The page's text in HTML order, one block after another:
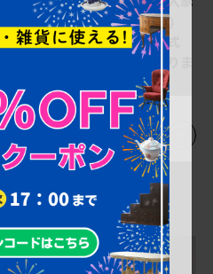
具 CLItalia(CLイタリア)
社 アールヌーヴォー様式
センターテーブルを買取りま
幅：0㎜
奥行：0㎜
高さ：0㎜